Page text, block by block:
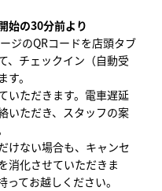
始の30分前より
ジのQRコードを店頭タブ
、チェックイン（自動受
。
いただきます。電車遅延
いただき、スタッフの案
けない場合も、キャンセ
消化させていただきま
てお越しください。